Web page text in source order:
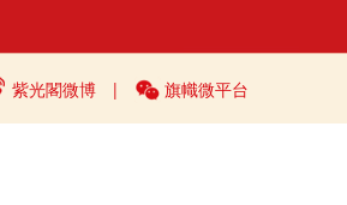
紫光閣微博 | 旗幟微平台